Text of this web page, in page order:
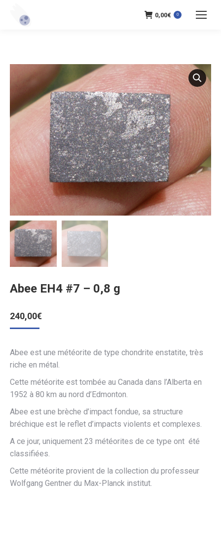
0,00€ 0
Abee EH4 #7 – 0,8 g
240,00€
Abee est une météorite de type chondrite enstatite, très
riche en métal.
Cette météorite est tombée au Canada dans l’Alberta en
1952 à 80 km au nord d’Edmonton.
Abee est une brèche d’impact fondue, sa structure
bréchique est le reflet d’impacts violents et complexes.
A ce jour, uniquement 23 météorites de ce type ont été
classifiées.
Cette météorite provient de la collection du professeur
Wolfgang Gentner du Max-Planck institut.